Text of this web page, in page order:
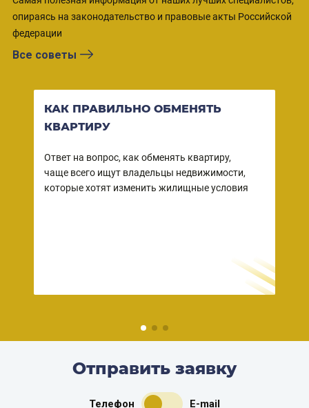
опираясь на законодательство и правовые акты Российской
федерации
Все советы
КАК ПРАВИЛЬНО ОБМЕНЯТЬ
КВАРТИРУ
Ответ на вопрос, как обменять квартиру,
чаще всего ищут владельцы недвижимости,
которые хотят изменить жилищные условия
Отправить заявку
Телефон E-mail